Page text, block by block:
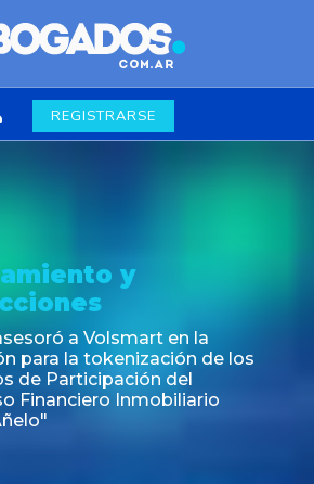
REGISTRARSE
y
a Volsmart en la
para la tokenización de los
de Participación del
Financiero Inmobiliario